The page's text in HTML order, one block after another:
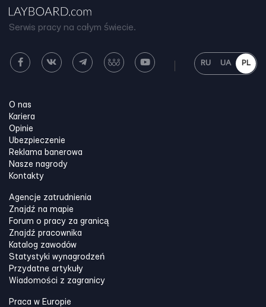
Serwis pracy na całym świecie.
RU UA PL
O nas
Kariera
Opinie
Ubezpieczenie
Reklama banerowa
Nasze nagrody
Kontakty
Agencje zatrudnienia
Znajdź na mapie
Forum o pracy za granicą
Znajdź pracownika
Katalog zawodów
Statystyki wynagrodzeń
Przydatne artykuły
Wiadomości z zagranicy
Praca w Europie